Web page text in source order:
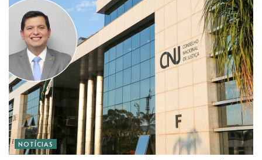
NOTÍCIAS